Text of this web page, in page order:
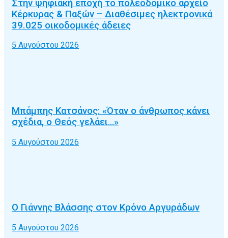
Στην ψηφιακή εποχή το πολεοδομικό αρχείο
Κέρκυρας & Παξών – Διαθέσιμες ηλεκτρονικά
39.025 οικοδομικές άδειες
5 Αυγούστου 2026
Μπάμπης Κατσάνος: «Όταν ο άνθρωπος κάνει
σχέδια, ο Θεός γελάει…»
5 Αυγούστου 2026
Ο Γιάννης Βλάσσης στον Κρόνο Αργυράδων
5 Αυγούστου 2026